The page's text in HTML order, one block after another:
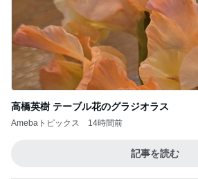
高橋英樹 テーブル花のグラジオラス
Amebaトピックス 14時間前
記事を読む